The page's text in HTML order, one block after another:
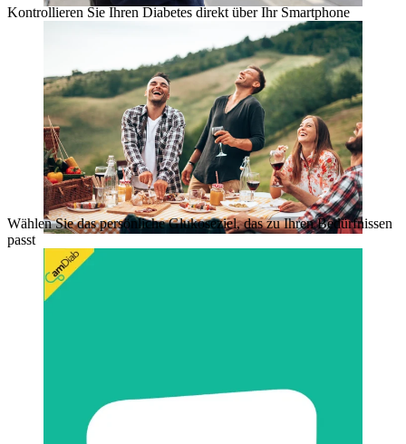
Kontrollieren Sie Ihren Diabetes direkt über Ihr Smartphone
Wählen Sie das persönliche Glukoseziel, das zu Ihren Bedürfnissen
passt